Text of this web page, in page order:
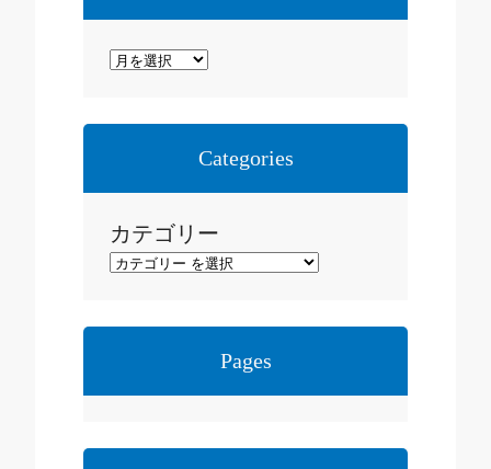
ア
カ
Categories
カテゴリー
Pages